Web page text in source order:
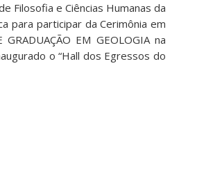
Filosofia e Ciências Humanas da
para participar da Cerimônia em
EM GEOLOGIA na
o “Hall dos Egressos do